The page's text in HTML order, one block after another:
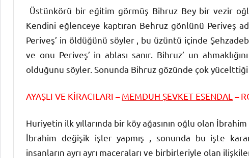
Üstünkörü bir eğitim görmüş Bihruz Bey bir vezir
Kendini eğlenceye kaptıran Behruz gönlünü Periveş
Periveş’ in öldüğünü söyler , bu üzüntü içinde
ve onu Periveş’ in ablası sanır. Bihruz’ un
olduğunu söyler. Sonunda Bihruz gözünde çok yücelttiği
AYAŞLI VE KİRACILARI –MEMDUH ŞEVKET ESENDAL –
Huriyetin ilk yıllarında bir köy ağasının oğlu olan
İbrahim değişik işler yapmış , sonunda bu işte karar
insanların ayrı ayrı maceraları ve birbirleriyle olan